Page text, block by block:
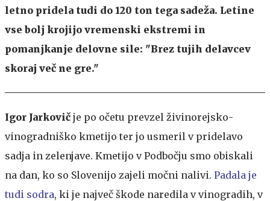
letno pridela tudi do 120 ton tega sadeža. Letine
vse bolj krojijo vremenski ekstremi in
pomanjkanje delovne sile: "Brez tujih delavcev
skoraj več ne gre."
Igor Jarkovič je po očetu prevzel živinorejsko-
vinogradniško kmetijo ter jo usmeril v pridelavo
sadja in zelenjave. Kmetijo v Podbočju smo obiskali
na dan, ko so Slovenijo zajeli močni nalivi. Padala je
tudi sodra, ki je največ škode naredila v vinogradih, v